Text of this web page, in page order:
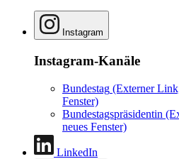
Instagram
Instagram-Kanäle
Bundestag (Externer
Fenster)
Bundestagspräsidentin
neues Fenster)
LinkedIn